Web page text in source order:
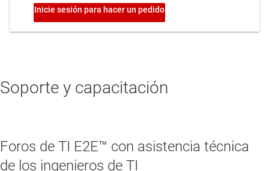
Soporte y capacitación
Foros de TI E2E™ con asistencia técnica
de los ingenieros de TI